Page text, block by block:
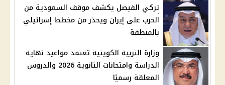
تركي الفيصل يكشف موقف السعودية من
الحرب على إيران ويحذر من مخطط إسرائيلي
بالمنطقة
وزارة التربية الكويتية تعتمد مواعيد نهاية
الدراسة وامتحانات الثانوية 2026 والدروس
المعلقة رسميًا